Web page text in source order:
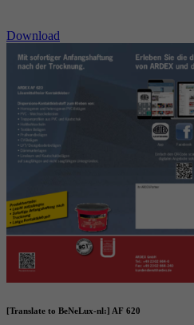
Download
[Translate to BeNeLux-nl:] AF 620